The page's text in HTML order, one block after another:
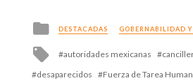
Posted
in
DESTACADAS GOBERNABILIDAD Y
Tagged
autoridades mexicanas
desaparecidos
Fuerza de Tarea